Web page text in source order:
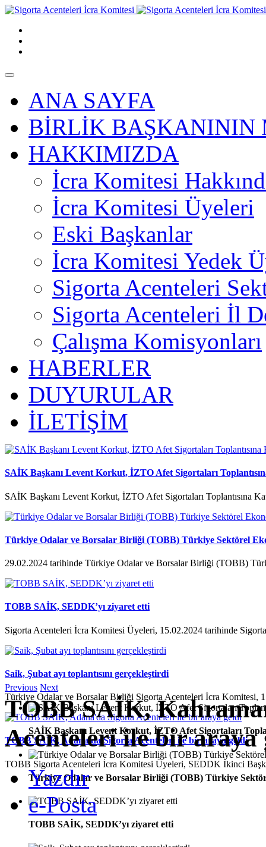
ANA SAYFA
BİRLİK BAŞKANININ
HAKKIMIZDA
İcra Komitesi
İcra Komitesi Üyeleri
Eski Başkanlar
İcra Komitesi Yedek
Sigorta Acenteleri
Sigorta Acenteleri İl
Çalışma Komisyonları
HABERLER
DUYURULAR
İLETİŞİM
SAİK Başkanı Levent Korkut, İZTO Afet Sigortaları
SAİK Başkanı Levent Korkut, İZTO Afet Sigortaları Toplantısına
Türkiye Odalar ve Borsalar Birliği (TOBB) Türkiye Sektörel
29.02.2024 tarihinde Türkiye Odalar ve Borsalar Birliği (TOBB)
TOBB SAİK, SEDDK’yı ziyaret etti
Sigorta Acenteleri İcra Komitesi Üyeleri, 15.02.2024 tarihinde
Saik, Şubat ayı toplantısını gerçekleştirdi
Türkiye Odalar ve Borsalar Birliği Sigorta Acenteleri İcra Komitesi,
TOBB SAİK, Adana'da Sigorta Acenteleri ile bir araya geldi
TOBB Sigorta Acenteleri İcra Komitesi Üyeleri, SEDDK İkinci
Previous Next
SAİK Başkanı Levent Korkut, İZTO Afet Sigortaları
Türkiye Odalar ve Borsalar Birliği (TOBB) Türkiye
TOBB SAİK, SEDDK’yı ziyaret etti
TOBB SAİK,
Acenteleri ile bir araya
Yazdır
e-Posta